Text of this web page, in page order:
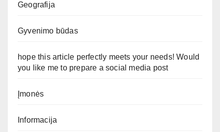
Geografija
Gyvenimo būdas
hope this article perfectly meets your needs! Would
you like me to prepare a social media post
Įmonės
Informacija